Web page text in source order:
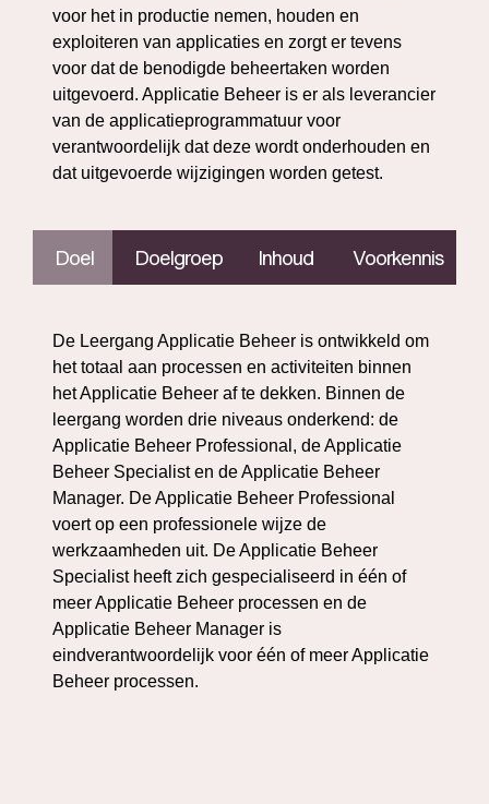
voor het in productie nemen, houden en
exploiteren van applicaties en zorgt er tevens
voor dat de benodigde beheertaken worden
uitgevoerd. Applicatie Beheer is er als leverancier
van de applicatieprogrammatuur voor
verantwoordelijk dat deze wordt onderhouden en
dat uitgevoerde wijzigingen worden getest.
Doel Doelgroep Inhoud Voorkennis
De Leergang Applicatie Beheer is ontwikkeld om
het totaal aan processen en activiteiten binnen
het Applicatie Beheer af te dekken. Binnen de
leergang worden drie niveaus onderkend: de
Applicatie Beheer Professional, de Applicatie
Beheer Specialist en de Applicatie Beheer
Manager. De Applicatie Beheer Professional
voert op een professionele wijze de
werkzaamheden uit. De Applicatie Beheer
Specialist heeft zich gespecialiseerd in één of
meer Applicatie Beheer processen en de
Applicatie Beheer Manager is
eindverantwoordelijk voor één of meer Applicatie
Beheer processen.